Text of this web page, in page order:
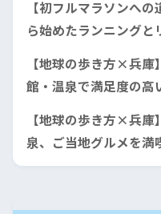
【初フルマラソンへ
ら始めたランニングと
【地球の歩き方×兵
館・温泉で満足度の高
【地球の歩き方×兵
泉、ご当地グルメを満